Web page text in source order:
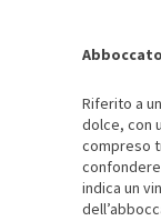
Abboccato
Riferito a
dolce, con
compreso
confondere
indica un